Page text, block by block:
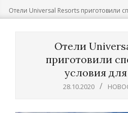
Отели Universal Resorts приготовили
Отели
приготовили
условия
28.10.2020